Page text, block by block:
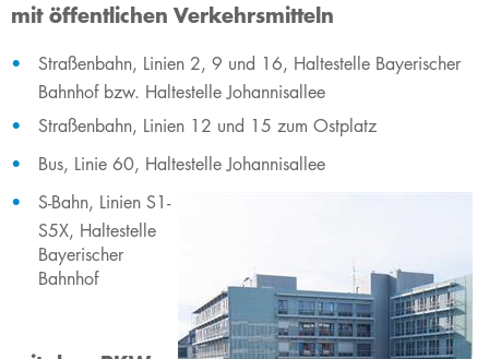
mit öffentlichen Verkehrsmitteln
Straßenbahn, Linien 2, 9 und 16, Haltestelle Bayerischer
Bahnhof bzw. Haltestelle Johannisallee
Straßenbahn, Linien 12 und 15 zum Ostplatz
Bus, Linie 60, Haltestelle Johannisallee
S-Bahn, Linien S1-
S5X, Haltestelle
Bayerischer
Bahnhof